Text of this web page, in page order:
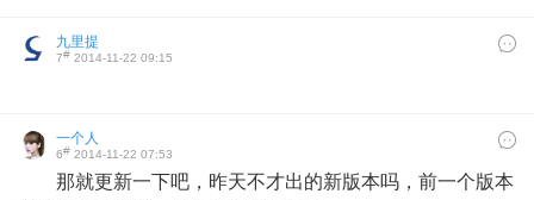
九里提
7# 2014-11-22 09:15
一个人
6# 2014-11-22 07:53
那就更新一下吧，昨天不才出的新版本吗，前一个版本